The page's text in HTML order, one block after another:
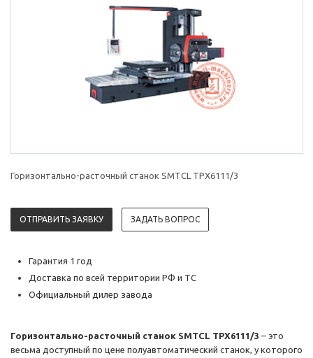
Горизонтально-расточный станок SMTCL TPX6111/3
ОТПРАВИТЬ ЗАЯВКУ ЗАДАТЬ ВОПРОС
Гарантия 1 год
Доставка по всей территории РФ и ТС
Официальный дилер завода
Горизонтально-расточный станок SMTCL TPX6111/3 – это
весьма доступный по цене полуавтоматический станок, у которого